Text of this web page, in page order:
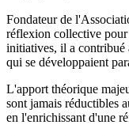
Fondateur de
réflexion collective pour
initiatives, il a contribué
qui se développaient
L'apport théorique
sont jamais réductibles
en l'enrichissant d'une